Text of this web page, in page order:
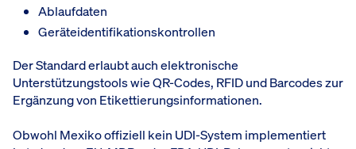
Ablaufdaten
Geräteidentifikationskontrollen
Der Standard erlaubt auch elektronische
Unterstützungstools wie QR-Codes, RFID und Barcodes zur
Ergänzung von Etikettierungsinformationen.
Obwohl Mexiko offiziell kein UDI-System implementiert